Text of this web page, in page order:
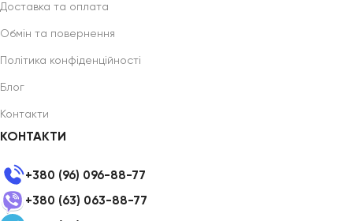
Доставка та оплата
Обмін та повернення
Політика конфіденційності
Блог
Контакти
КОНТАКТИ
+380 (96) 096-88-77
+380 (63) 063-88-77